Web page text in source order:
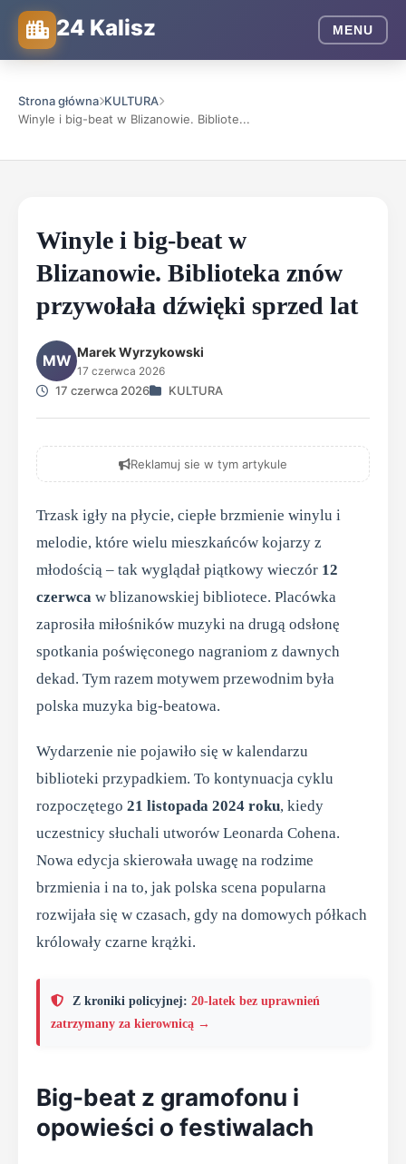
24 Kalisz MENU
Strona główna KULTURA
Winyle i big-beat w Blizanowie. Bibliote...
Winyle i big-beat w
Blizanowie. Biblioteka znów
przywołała dźwięki sprzed lat
MW Marek Wyrzykowski
17 czerwca 2026
17 czerwca 2026 KULTURA
Reklamuj sie w tym artykule
Trzask igły na płycie, ciepłe brzmienie winylu i
melodie, które wielu mieszkańców kojarzy z
młodością – tak wyglądał piątkowy wieczór 12
czerwca w blizanowskiej bibliotece. Placówka
zaprosiła miłośników muzyki na drugą odsłonę
spotkania poświęconego nagraniom z dawnych
dekad. Tym razem motywem przewodnim była
polska muzyka big-beatowa.
Wydarzenie nie pojawiło się w kalendarzu
biblioteki przypadkiem. To kontynuacja cyklu
rozpoczętego 21 listopada 2024 roku, kiedy
uczestnicy słuchali utworów Leonarda Cohena.
Nowa edycja skierowała uwagę na rodzime
brzmienia i na to, jak polska scena popularna
rozwijała się w czasach, gdy na domowych półkach
królowały czarne krążki.
Z kroniki policyjnej: 20-latek bez uprawnień
zatrzymany za kierownicą →
Big-beat z gramofonu i
opowieści o festiwalach